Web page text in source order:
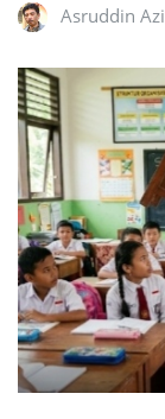
Asruddin